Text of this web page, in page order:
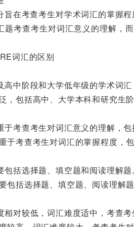
考查考生对学术词汇的掌握程
题考查考生对词汇意义的理解，
词汇的区别
中阶段和大学低年级的学术词汇
包括高中、大学本科和研究生
考查考生对词汇意义的理解，包
考查考生对词汇的掌握程度，
括选择题、填空题和阅读理解题
括选择题、填空题、阅读理解
对较低，词汇难度适中，考查考